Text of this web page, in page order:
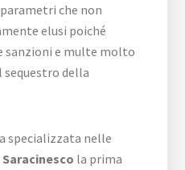
che non
elusi poiché
sanzioni e multe molto
della
specializzata nelle
la prima